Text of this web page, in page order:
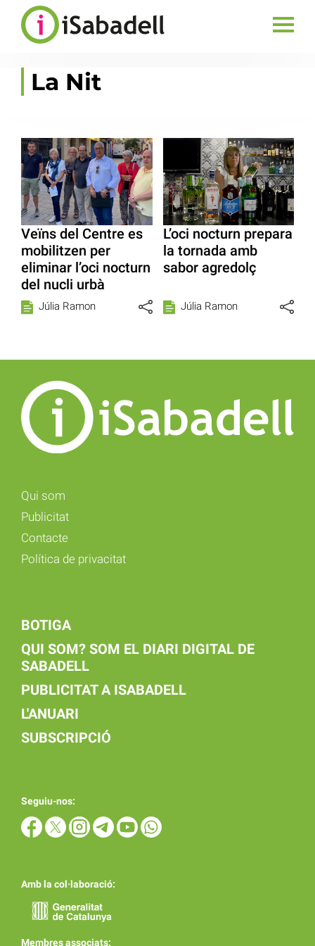
La Nit
Veïns del Centre es
mobilitzen per
eliminar l’oci nocturn
del nucli urbà
Júlia Ramon
L’oci nocturn prepara
la tornada amb
sabor agredolç
Júlia Ramon
Qui som
Publicitat
Contacte
Política de privacitat
BOTIGA
QUI SOM? SOM EL DIARI DIGITAL DE
SABADELL
PUBLICITAT A ISABADELL
L'ANUARI
SUBSCRIPCIÓ
Seguiu-nos:
Amb la col·laboració:
Membres associats: